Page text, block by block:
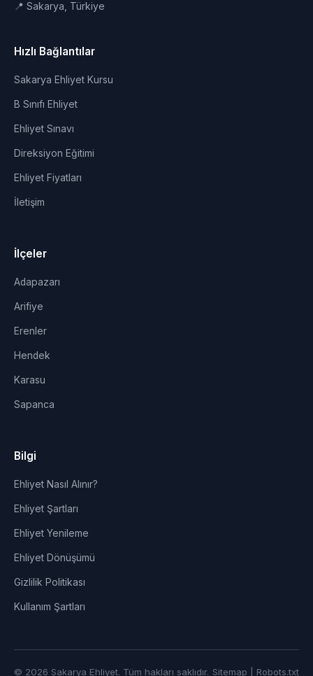
📍 Sakarya, Türkiye
Hızlı Bağlantılar
Sakarya Ehliyet Kursu
B Sınıfı Ehliyet
Ehliyet Sınavı
Direksiyon Eğitimi
Ehliyet Fiyatları
İletişim
İlçeler
Adapazarı
Arifiye
Erenler
Hendek
Karasu
Sapanca
Bilgi
Ehliyet Nasıl Alınır?
Ehliyet Şartları
Ehliyet Yenileme
Ehliyet Dönüşümü
Gizlilik Politikası
Kullanım Şartları
© 2026 Sakarya Ehliyet. Tüm hakları saklıdır. Sitemap Robots.txt